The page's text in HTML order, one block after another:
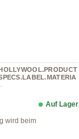
HOLLYWOOL.PRODUCT
wird beim
Auf Lager